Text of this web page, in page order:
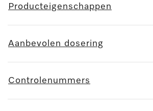
Producteigenschappen
Aanbevolen dosering
Controlenummers